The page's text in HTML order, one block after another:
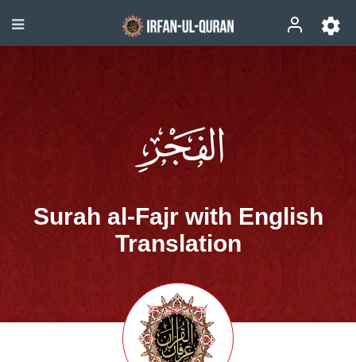
Surah al-Fajr with English
Translation